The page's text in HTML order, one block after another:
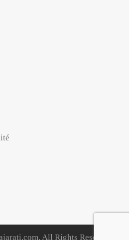
All Rights Reserved